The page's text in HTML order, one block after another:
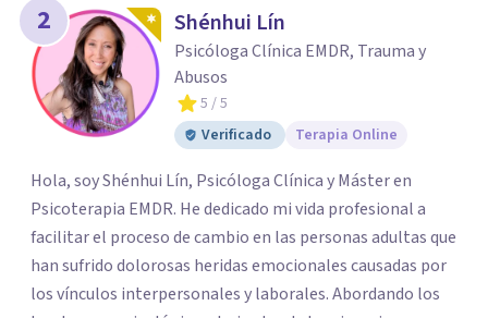
2 Shénhui Lín
Psicóloga Clínica EMDR, Trauma y
Abusos
5 / 5
Verificado
Terapia Online
Hola, soy Shénhui Lín, Psicóloga Clínica y Máster en
Psicoterapia EMDR. He dedicado mi vida profesional a
facilitar el proceso de cambio en las personas adultas que
han sufrido dolorosas heridas emocionales causadas por
los vínculos interpersonales y laborales. Abordando los